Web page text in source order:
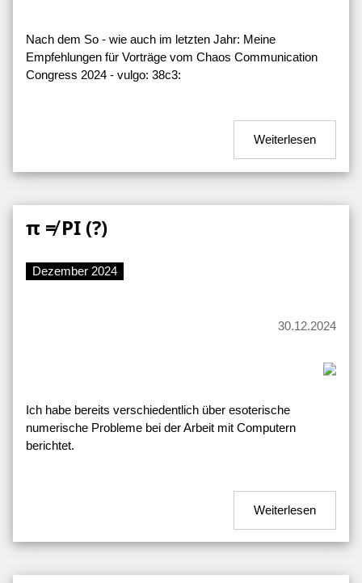
Nach dem So - wie auch im letzten Jahr: Meine
Empfehlungen für Vorträge vom Chaos Communication
Congress 2024 - vulgo: 38c3:
Weiterlesen
π ≠ PI (?)
Dezember 2024
30.12.2024
Ich habe bereits verschiedentlich über esoterische
numerische Probleme bei der Arbeit mit Computern
berichtet.
Weiterlesen